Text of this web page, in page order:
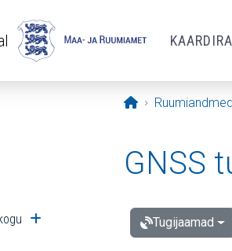
Avaleht
Ruumiandmed
alammenüü
Ava alammenüü
alammenüü
GNSS
Tugijaamad